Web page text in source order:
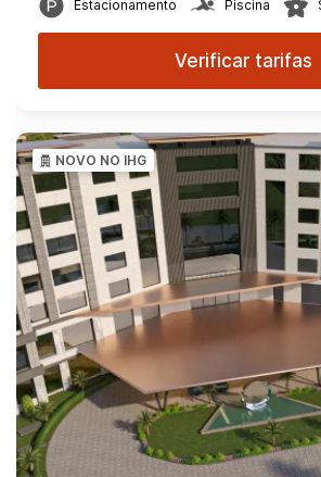
Estacionamento Piscina
Verificar tarifas
NOVO NO IHG